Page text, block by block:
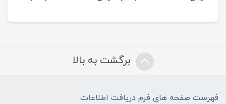
برگشت به بالا
فهرست صفحه های فرم دریافت اطلاعات